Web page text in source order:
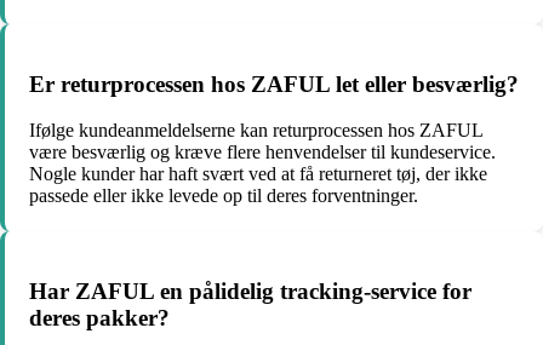
Er returprocessen hos ZAFUL let eller besværlig?
Ifølge kundeanmeldelserne kan returprocessen hos ZAFUL
være besværlig og kræve flere henvendelser til kundeservice.
Nogle kunder har haft svært ved at få returneret tøj, der ikke
passede eller ikke levede op til deres forventninger.
Har ZAFUL en pålidelig tracking-service for
deres pakker?